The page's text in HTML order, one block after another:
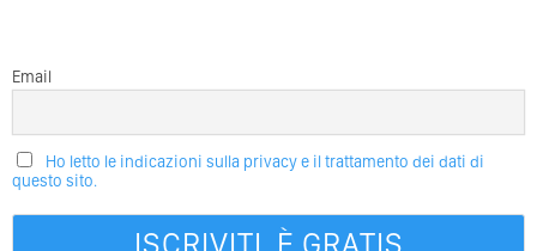
Email
Ho letto le indicazioni sulla privacy e il trattamento dei dati di
questo sito.